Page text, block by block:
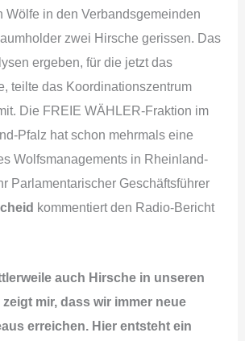
Wölfe in den Verbandsgemeinden
zwei Hirsche gerissen. Das
ergeben, für die jetzt das
teilte das Koordinationszentrum
Die FREIE WÄHLER-Fraktion im
Pfalz hat schon mehrmals eine
Wolfsmanagements in Rheinland-
Parlamentarischer Geschäftsführer
kommentiert den Radio-Bericht
auch Hirsche in unseren
mir, dass wir immer neue
erreichen. Hier entsteht ein